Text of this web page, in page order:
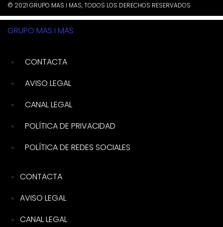
© 2021 GRUPO MAS I MAS, TODOS LOS DERECHOS RESERVADOS
GRUPO MAS I MAS
CONTACTA
AVISO LEGAL
CANAL LEGAL
POLÍTICA DE PRIVACIDAD
POLÍTICA DE REDES SOCIALES
CONTACTA
AVISO LEGAL
CANAL LEGAL